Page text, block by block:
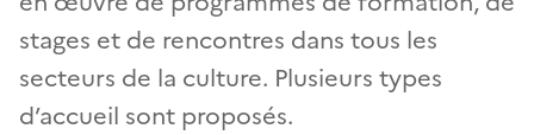
stages et de rencontres dans tous les
secteurs de la culture. Plusieurs types
d’accueil sont proposés.